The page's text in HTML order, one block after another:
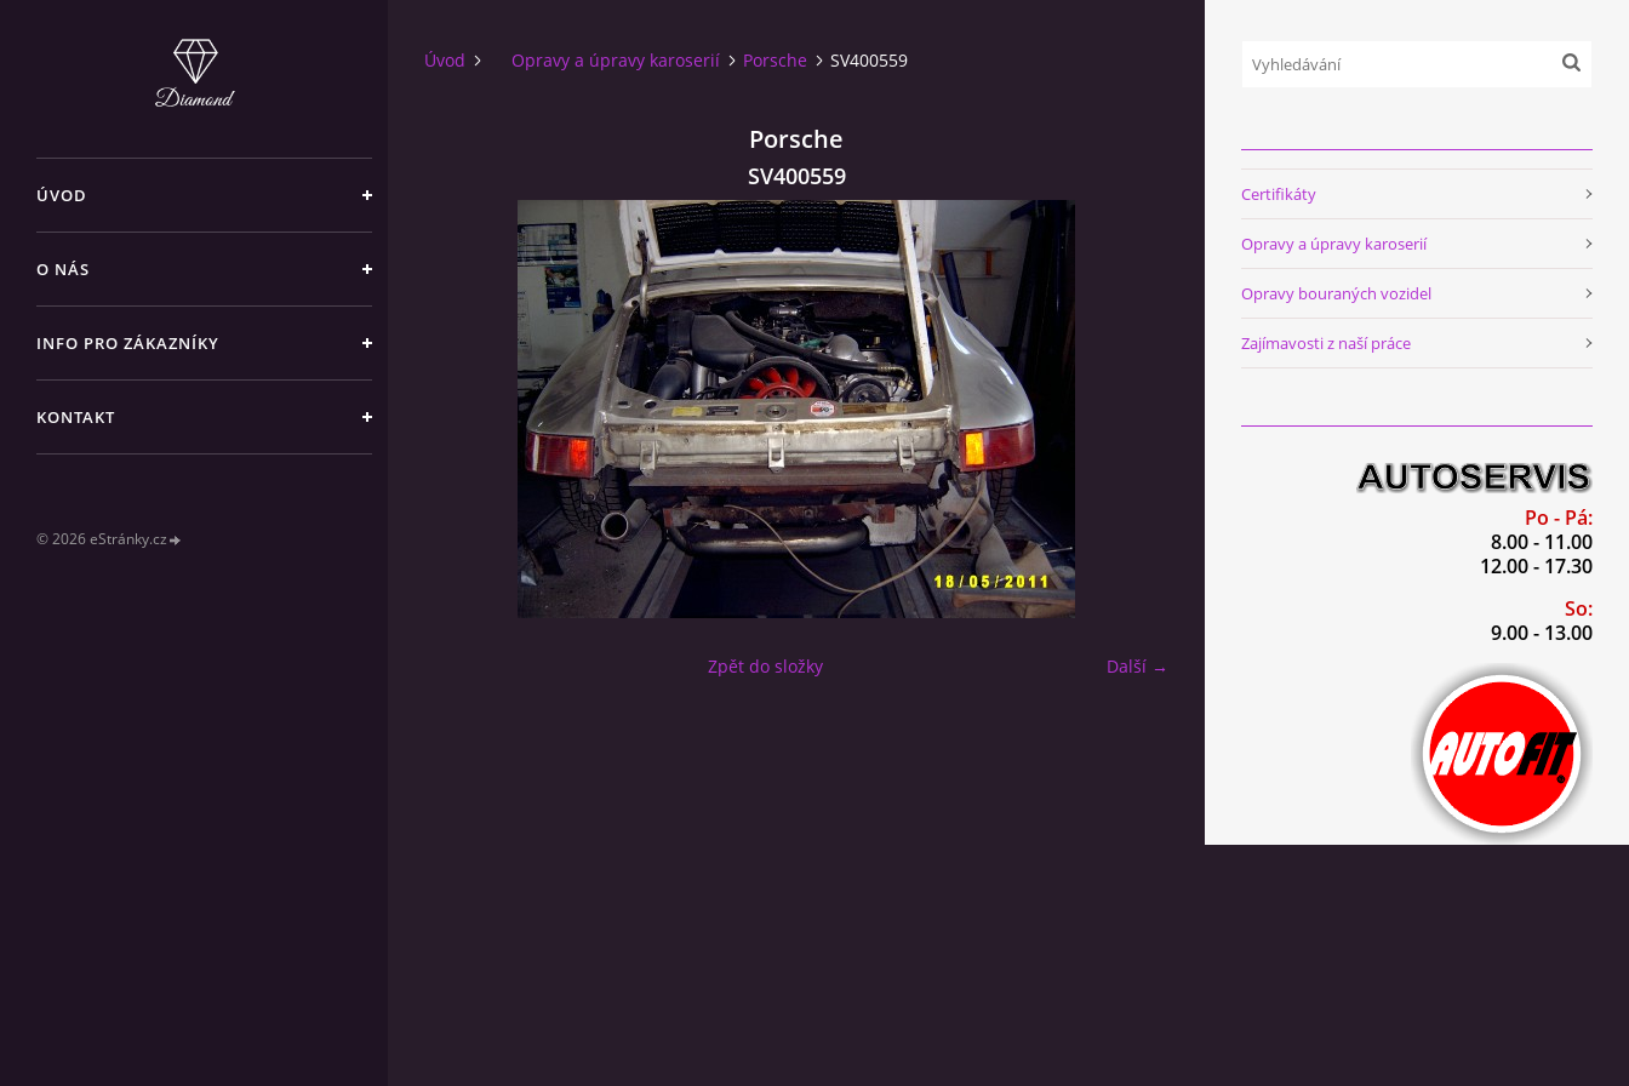
ÚVOD
O NÁS
INFO PRO ZÁKAZNÍKY
KONTAKT
© 2026 eStránky.cz
Úvod Opravy a úpravy karoserií Porsche SV400559
Porsche
SV400559
Další →
Zpět do složky
Certifikáty
Opravy a úpravy karoserií
Opravy bouraných vozidel
Zajímavosti z naší práce
Po - Pá:
8.00 - 11.00
12.00 - 17.30
So:
9.00 - 13.00